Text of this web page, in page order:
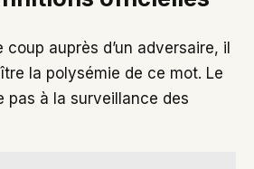
auprès d’un adversaire, il
la polysémie de ce mot. Le
pas à la surveillance des